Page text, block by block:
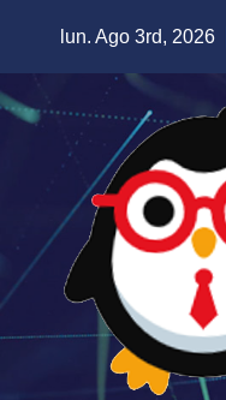
contenido
lun. Ago 3rd, 2026